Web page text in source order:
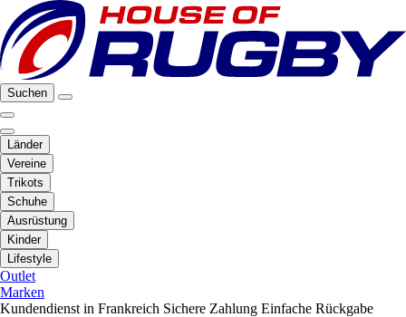
Suchen
Länder
Vereine
Trikots
Schuhe
Ausrüstung
Kinder
Lifestyle
Outlet
Marken
Kundendienst in Frankreich Sichere Zahlung Einfache Rückgabe